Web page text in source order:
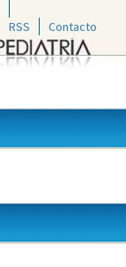
RSS Contacto